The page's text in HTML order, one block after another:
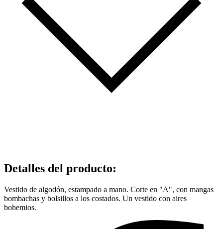
Detalles del producto:
Vestido de algodón, estampado a mano. Corte en "A", con mangas
bombachas y bolsillos a los costados. Un vestido con aires
bohemios.